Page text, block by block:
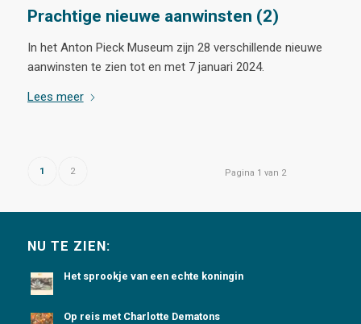
Prachtige nieuwe aanwinsten (2)
In het Anton Pieck Museum zijn 28 verschillende nieuwe
aanwinsten te zien tot en met 7 januari 2024.
Lees meer
Pagina 1 van 2
1 2
NU TE ZIEN:
Het sprookje van een echte koningin
Op reis met Charlotte Dematons